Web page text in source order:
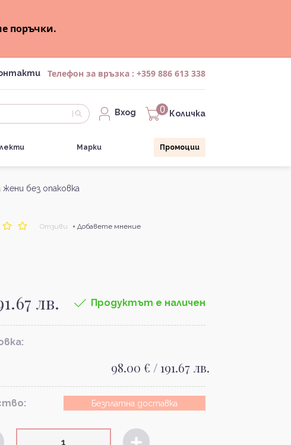
поръчки.
Телефон за връзка : +359 886 613 338
Вход 0 Количка
Марки Промоции
без опаковка
Отзиви + Добавете мнение
лв. Продуктът е наличен
98.00 € / 191.67 лв.
Безплатна доставка